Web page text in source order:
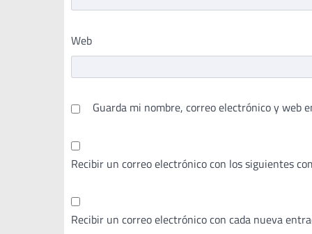
Web
Guarda mi nombre, correo electrónico y web
Recibir un correo electrónico con los siguientes
Recibir un correo electrónico con cada nueva